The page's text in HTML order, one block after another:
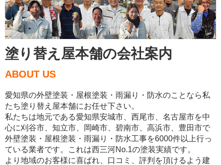
塗り替え屋本舗の会社案内
ABOUT US
愛知県の外壁塗装・屋根塗装・雨漏り・防水のことなら私
たち塗り替え屋本舗にお任せ下さい。
私たちは地元である愛知県安城市、西尾市、名古屋市を中
心に刈谷市、知立市、岡崎市、碧南市、高浜市、豊田市で
外壁塗装・屋根塗装・雨漏り・防水工事を6000件以上行っ
ている業者です。これは西三河No.1の塗装実績です。
より地域のお客様に喜ばれ、口コミ、評判を頂けるよう建